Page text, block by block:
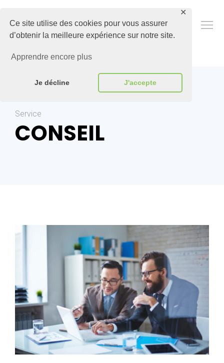
Ce site utilise des cookies pour vous assurer
d’obtenir la meilleure expérience sur notre site.
Apprendre encore plus
Je décline J'accepte
✕
Adapte
Service
CONSEIL